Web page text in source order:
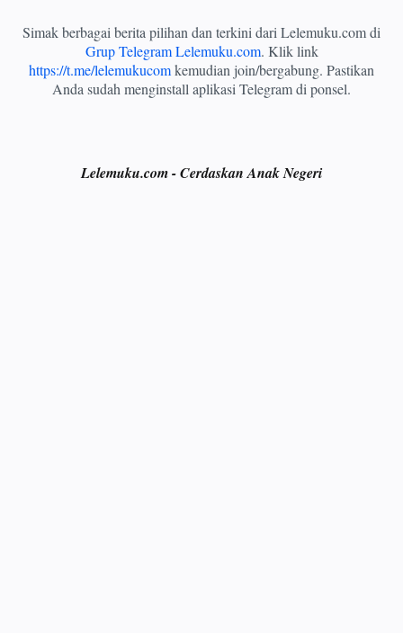
Simak berbagai berita pilihan dan terkini dari Lelemuku.com di
Grup Telegram Lelemuku.com. Klik link
https://t.me/lelemukucomkemudian join/bergabung. Pastikan
Anda sudah menginstall aplikasi Telegram di ponsel.
Lelemuku.com - Cerdaskan Anak Negeri